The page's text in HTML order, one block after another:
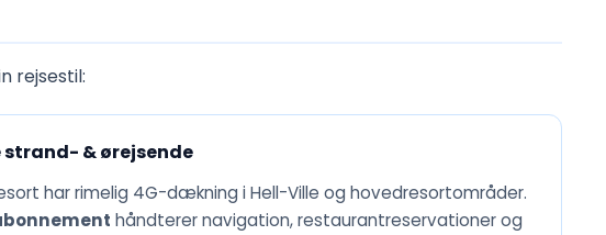
rejsestil:
strand- & ørejsende
har rimelig 4G-dækning i Hell-Ville og hovedresortområder.
håndterer navigation, restaurantreservationer og